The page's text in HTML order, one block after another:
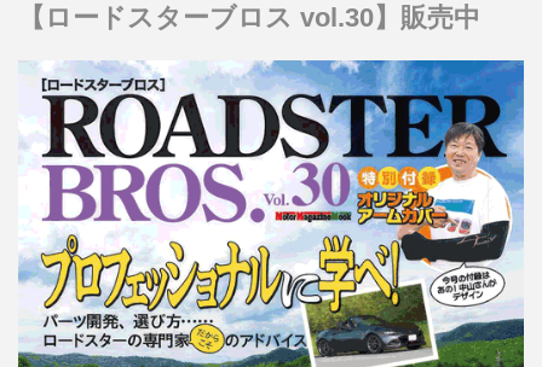
【ロードスターブロス vol.30】販売中